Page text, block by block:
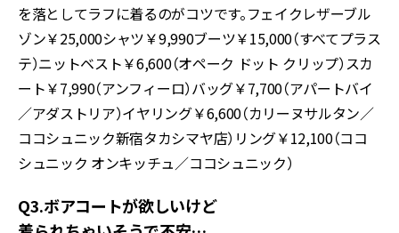
を落としてラフに着るのがコツです。フェイクレザーブル
ゾン￥25,000シャツ￥9,990ブーツ￥15,000（すべてプラス
テ）ニットベスト￥6,600（オペーク ドット クリップ）スカ
ート￥7,990（アンフィーロ）バッグ￥7,700（アパートバイ
／アダストリア）イヤリング￥6,600（カリーヌサルタン／
ココシュニック新宿タカシマヤ店）リング￥12,100（ココ
シュニック オンキッチュ／ココシュニック）
Q3.ボアコートが欲しいけど